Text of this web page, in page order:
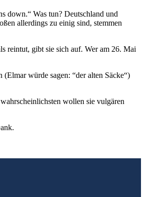
down.“ Was tun? Deutschland und
allerdings zu einig sind, stemmen
reintut, gibt sie sich auf. Wer am 26. Mai
würde sagen: “der alten Säcke“)
wollen sie vulgären